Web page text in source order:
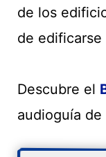
de los
de edificarse
Descubre el
audioguía